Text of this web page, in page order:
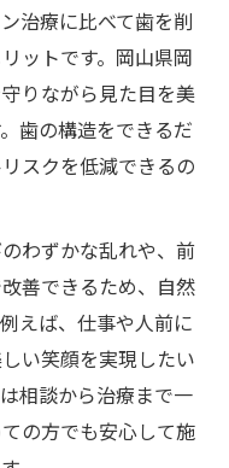
治療に比べて歯を削
ットです。岡山県岡
りながら見た目を美
歯の構造をできるだ
スクを低減できるの
わずかな乱れや、前
善できるため、自然
えば、仕事や人前に
い笑顔を実現したい
相談から治療まで一
の方でも安心して施